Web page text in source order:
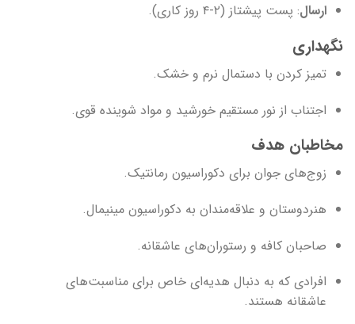
ارسال: پست پیشتاز (۲-۴ روز کاری).
نگهداری
تمیز کردن با دستمال نرم و خشک.
اجتناب از نور مستقیم خورشید و مواد شوینده قوی.
مخاطبان هدف
زوج‌های جوان برای دکوراسیون رمانتیک.
هنردوستان و علاقه‌مندان به دکوراسیون مینیمال.
صاحبان کافه و رستوران‌های عاشقانه.
افرادی که به دنبال هدیه‌ای خاص برای مناسبت‌های
عاشقانه هستند.